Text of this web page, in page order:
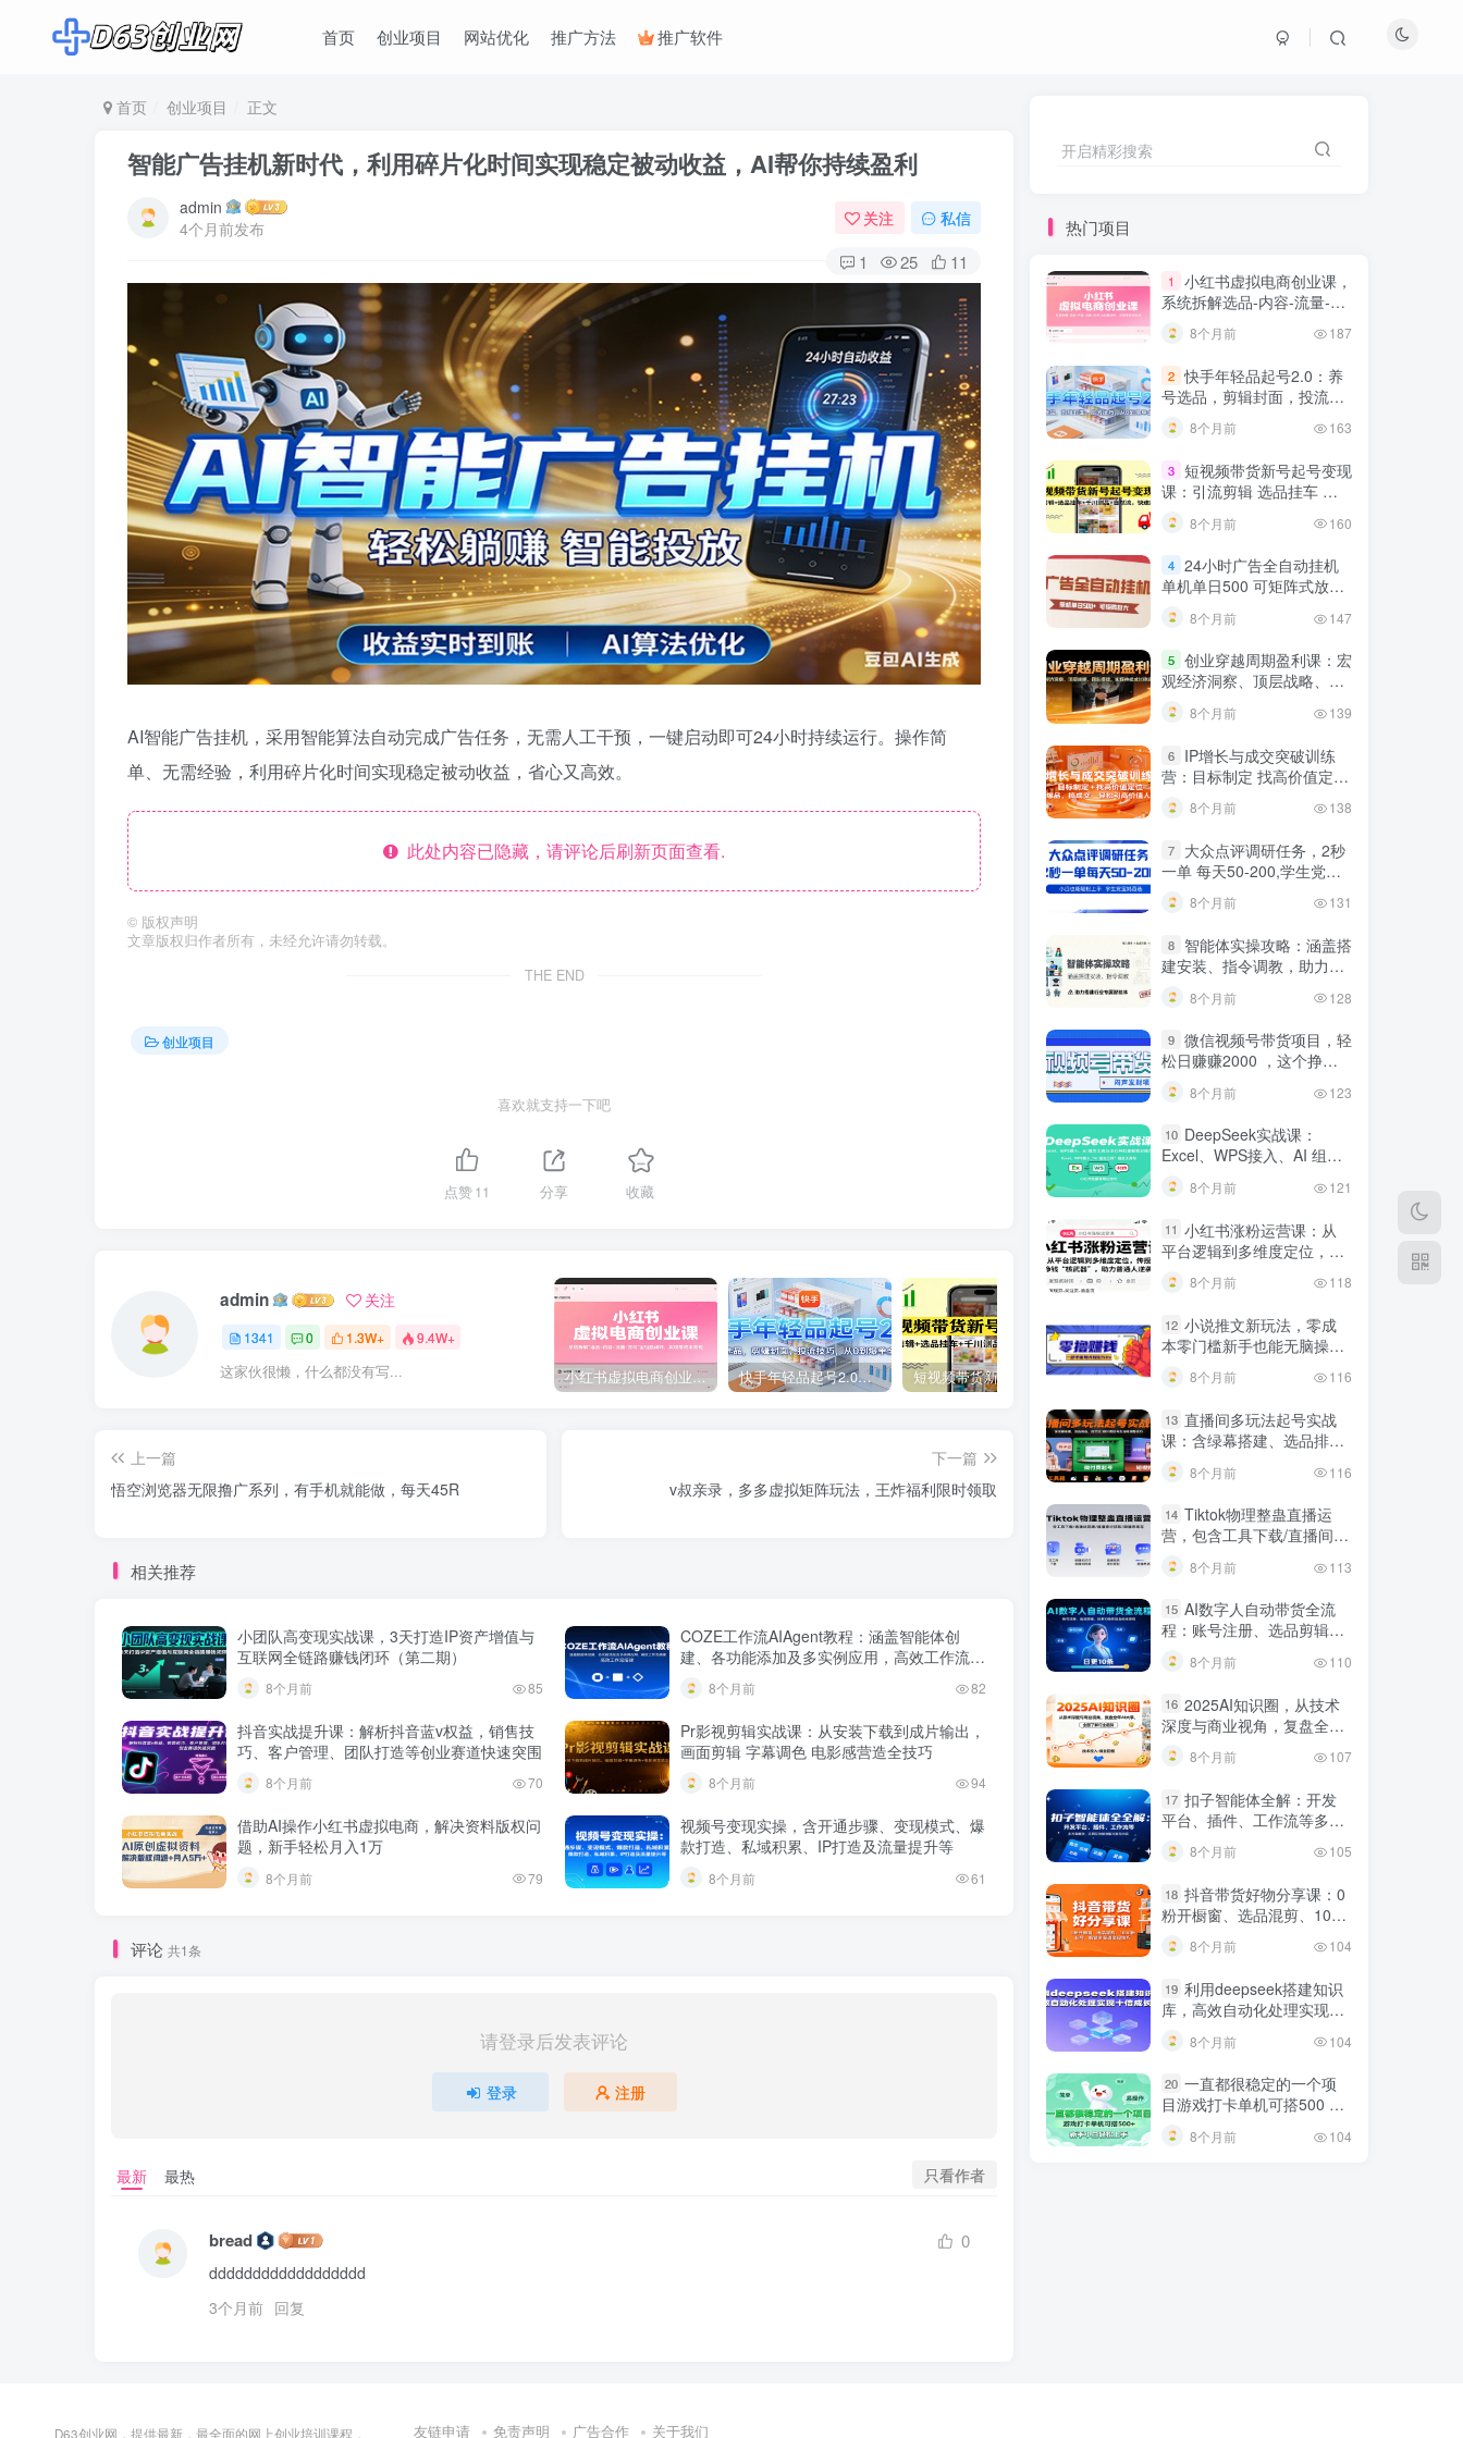
首页 创业项目 网站优化 推广方法 推广软件
首页 创业项目 正文
智能广告挂机新时代，利用碎片化时间实现稳定被动收益，AI帮你持续盈利
admin
4个月前发布
关注 私信
1 25 11
AI智能广告挂机，采用智能算法自动完成广告任务，无需人工干预，一键启动即可24小时持续运行。操作简
单、无需经验，利用碎片化时间实现稳定被动收益，省心又高效。
此处内容已隐藏，请评论后刷新页面查看.
© 版权声明
文章版权归作者所有，未经允许请勿转载。
THE END
创业项目
喜欢就支持一下吧
点赞11 分享 收藏
admin 关注
1341 0 1.3W+ 9.4W+
这家伙很懒，什么都没有写... 小红书虚拟电商创业课，系统拆解选品-内容-流量-变现，实现零成本变现 快手年轻品起号2.0：养号选品，剪辑封面，投流技巧，从0到爆单全流程 短视频带货新号起号变现课：引流剪辑 选品挂车 千川测品 自然流，快速起量 24小时广告全自动挂机 单机单日500 可矩阵式放大 无需人工看守 新手小白轻松玩转
上一篇
悟空浏览器无限撸广系列，有手机就能做，每天45R
下一篇
v叔亲录，多多虚拟矩阵玩法，王炸福利限时领取
相关推荐
小团队高变现实战课，3天打造IP资产增值与
互联网全链路赚钱闭环（第二期）
8个月前 85
COZE工作流AIAgent教程：涵盖智能体创
建、各功能添加及多实例应用，高效工作流搭
8个月前 82
抖音实战提升课：解析抖音蓝v权益，销售技
巧、客户管理、团队打造等创业赛道快速突围
8个月前 70
Pr影视剪辑实战课：从安装下载到成片输出，
画面剪辑 字幕调色 电影感营造全技巧
8个月前 94
借助AI操作小红书虚拟电商，解决资料版权问
题，新手轻松月入1万
8个月前 79
视频号变现实操，含开通步骤、变现模式、爆
款打造、私域积累、IP打造及流量提升等
8个月前 61
评论 共1条
请登录后发表评论
登录 注册
最新 最热 只看作者
bread 0
dddddddddddddddddd
3个月前 回复
开启精彩搜索
热门项目
1
小红书虚拟电商创业课，
系统拆解选品-内容-流量-变
8个月前 187
2 快手年轻品起号2.0：养
号选品，剪辑封面，投流技
8个月前 163
3
短视频带货新号起号变现
课：引流剪辑 选品挂车 千
川测品 自然流，快速起量
8个月前 160
4 24小时广告全自动挂机
单机单日500 可矩阵式放大
无需人工看守 新手小白轻松
玩转8个月前 147
5 创业穿越周期盈利课：宏
观经济洞察、顶层战略、团
队搭建，实现持续成长稳定
变现8个月前 139
6
IP增长与成交突破训练
营：目标制定 找高价值定
引高价值人脉
8个月前 138
7
大众点评调研任务，2秒
一单 每天50-200,学生党宝
8个月前 131
8
智能体实操攻略：涵盖搭
建安装、指令调教，助力搭
建行业专属智能体
8个月前 128
9 微信视频号带货项目，轻
松日赚赚2000 ，这个挣钱
入口很多伙伴都在闷声发财
8个月前 123
10 DeepSeek实战课：
Excel、WPS接入、AI 组合
工具与小红书批量做笔记技
巧
8个月前 121
11 小红书涨粉运营课：从
平台逻辑到多维度定位，传
人逆袭8个月前 118
12 小说推文新玩法，零成
本零门槛新手也能无脑操
8个月前 116
13 直播间多玩法起号实战
课：含绿幕搭建、选品排
规调整技巧
8个月前 116
14 Tiktok物理整蛊直播运
营，包含工具下载/直播间搭
建/直播素材获取/跟播思路
等
8个月前 113
15 AI数字人自动带货全流
程：账号注册、选品剪辑，
日更10条作品自动化变现
8个月前 110
16 2025AI知识圈，从技术
深度与商业视角，复盘全年
AI大事，全面了解行业趋势
8个月前 107
17 扣子智能体全解：开发
平台、插件、工作流等多方
发布内容
8个月前 105
18 抖音带货好物分享课：0
粉开橱窗、选品混剪、1000
巧
8个月前 104
19 利用deepseek搭建知识
库，高效自动化处理实现十
倍成长！
8个月前 104
20 一直都很稳定的一个项
目游戏打卡单机可搭500 ，
新手小白轻松上手
8个月前 104
D63创业网，提供最新，最全面的网上创业培训课程， 友链申请 免责声明 广告合作 关于我们